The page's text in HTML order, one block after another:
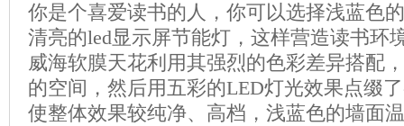
你是个喜爱读书的人，你可以选择浅蓝色
清亮的led显示屏节能灯，这样营造读书环
威海软膜天花利用其强烈的色彩差异搭配
的空间，然后用五彩的LED灯光效果点缀
使整体效果较纯净、高档，浅蓝色的墙面